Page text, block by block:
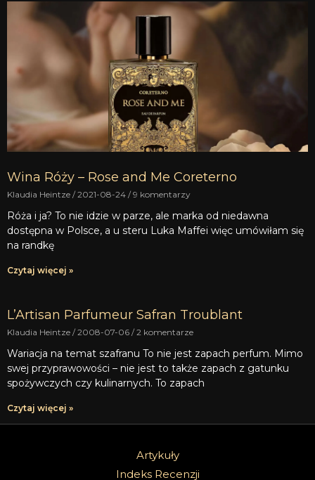
Wina Róży – Rose and Me Coreterno
Klaudia Heintze 2021-08-24 9 komentarzy
Róża i ja? To nie idzie w parze, ale marka od niedawna
dostępna w Polsce, a u steru Luka Maffei więc umówiłam się
na randkę
Czytaj więcej »
L’Artisan Parfumeur Safran Troublant
Klaudia Heintze 2008-07-06 2 komentarze
Wariacja na temat szafranu To nie jest zapach perfum. Mimo
swej przyprawowości – nie jest to także zapach z gatunku
spożywczych czy kulinarnych. To zapach
Czytaj więcej »
Artykuły
Indeks Recenzji